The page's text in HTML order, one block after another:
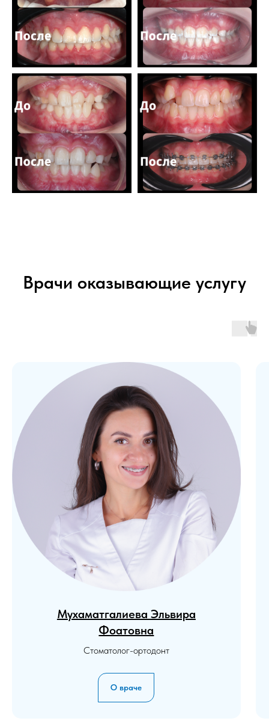
Врачи оказывающие услугу
Мухаматгалиева Эльвира
Фоатовна
Стоматолог-ортодонт
О враче